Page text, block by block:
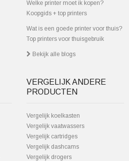
Welke printer moet ik kopen?
Koopgids + top printers
Wat is een goede printer voor thuis?
Top printers voor thuisgebruik
Bekijk alle blogs
VERGELIJK ANDERE
PRODUCTEN
Vergelijk koelkasten
Vergelijk vaatwassers
Vergelijk cartridges
Vergelijk dashcams
Vergelijk drogers